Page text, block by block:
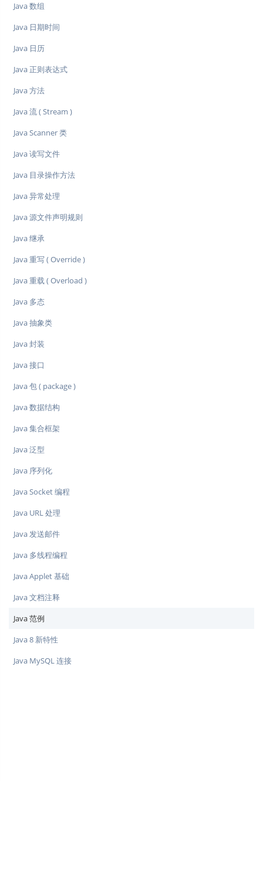
Java 数组
Java 日期时间
Java 日历
Java 正则表达式
Java 方法
Java 流 ( Stream )
Java Scanner 类
Java 读写文件
Java 目录操作方法
Java 异常处理
Java 源文件声明规则
Java 继承
Java 重写 ( Override )
Java 重载 ( Overload )
Java 多态
Java 抽象类
Java 封装
Java 接口
Java 包 ( package )
Java 数据结构
Java 集合框架
Java 泛型
Java 序列化
Java Socket 编程
Java URL 处理
Java 发送邮件
Java 多线程编程
Java Applet 基础
Java 文档注释
Java 范例
Java 8 新特性
Java MySQL 连接